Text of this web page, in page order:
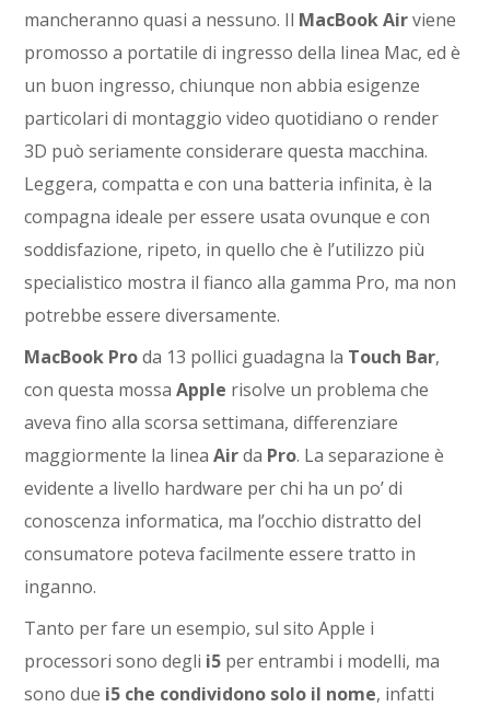
mancheranno quasi a nessuno. Il MacBook Airviene
promosso a portatile di ingresso della linea Mac, ed è
un buon ingresso, chiunque non abbia esigenze
particolari di montaggio video quotidiano o render
3D può seriamente considerare questa macchina.
Leggera, compatta e con una batteria infinita, è la
compagna ideale per essere usata ovunque e con
soddisfazione, ripeto, in quello che è l’utilizzo più
specialistico mostra il fianco alla gamma Pro, ma non
potrebbe essere diversamente.
MacBook Proda 13 pollici guadagna la Touch Bar,
con questa mossaApple risolve un problema che
aveva fino alla scorsa settimana, differenziare
maggiormente la lineaAirda Pro. La separazione è
evidente a livello hardware per chi ha un po’ di
conoscenza informatica, ma l’occhio distratto del
consumatore poteva facilmente essere tratto in
inganno.
Tanto per fare un esempio, sul sito Apple i
processori sono degli i5 per entrambi i modelli, ma
sono due i5 che condividono solo il nome, infatti